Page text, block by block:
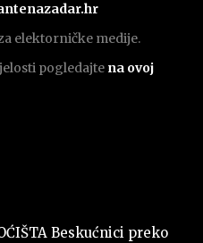
elektorničke medije.
pogledajte na ovoj
Beskućnici preko